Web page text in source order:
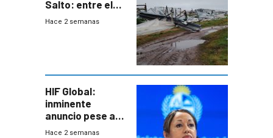
Salto: entre el
impacto
Hace 2 semanas
HIF Global:
inminente
anuncio pese a
declaración de
Hace 2 semanas